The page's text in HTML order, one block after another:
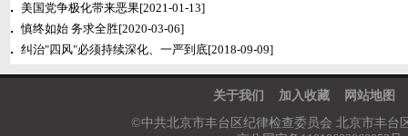
美国党争极化带来恶果[2021-01-13]
慎终如始 务求全胜[2020-03-06]
纠治"四风"必须持续深化、一严到底[2018-09-09]